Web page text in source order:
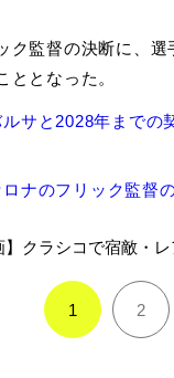
監督の決断に、選
となった。
サと2028年まで
ナのフリック監督
】クラシコで宿敵・
1 2